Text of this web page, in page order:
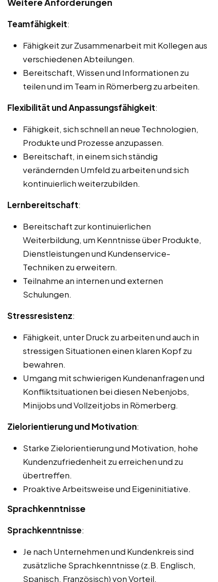
Weitere Anforderungen
Teamfähigkeit:
Fähigkeit zur Zusammenarbeit mit Kollegen aus
verschiedenen Abteilungen.
Bereitschaft, Wissen und Informationen zu
teilen und im Team in Römerberg zu arbeiten.
Flexibilität und Anpassungsfähigkeit:
Fähigkeit, sich schnell an neue Technologien,
Produkte und Prozesse anzupassen.
Bereitschaft, in einem sich ständig
verändernden Umfeld zu arbeiten und sich
kontinuierlich weiterzubilden.
Lernbereitschaft:
Bereitschaft zur kontinuierlichen
Weiterbildung, um Kenntnisse über Produkte,
Dienstleistungen und Kundenservice-
Techniken zu erweitern.
Teilnahme an internen und externen
Schulungen.
Stressresistenz:
Fähigkeit, unter Druck zu arbeiten und auch in
stressigen Situationen einen klaren Kopf zu
bewahren.
Umgang mit schwierigen Kundenanfragen und
Konfliktsituationen bei diesen Nebenjobs,
Minijobs und Vollzeitjobs in Römerberg.
Zielorientierung und Motivation:
Starke Zielorientierung und Motivation, hohe
Kundenzufriedenheit zu erreichen und zu
übertreffen.
Proaktive Arbeitsweise und Eigeninitiative.
Sprachkenntnisse
Sprachkenntnisse:
Je nach Unternehmen und Kundenkreis sind
zusätzliche Sprachkenntnisse (z.B. Englisch,
Spanisch, Französisch) von Vorteil.